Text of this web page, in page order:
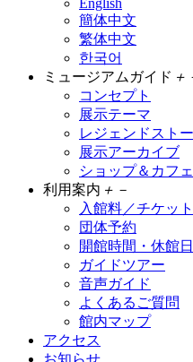
English
簡体中文
繁体中文
한국어
ミュージアムガイド ＋
コンセプト
展示テーマ
レジェンドスト
展示アーカイブ
ショップ＆カフェ
利用案内 ＋ －
入館料／チケッ
団体予約
開館時間・休館日
ガイドツアー
音声ガイド
よくあるご質問
館内マップ
アクセス